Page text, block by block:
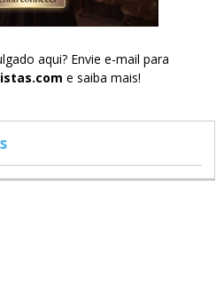
aqui? Envie e-mail para
e saiba mais!